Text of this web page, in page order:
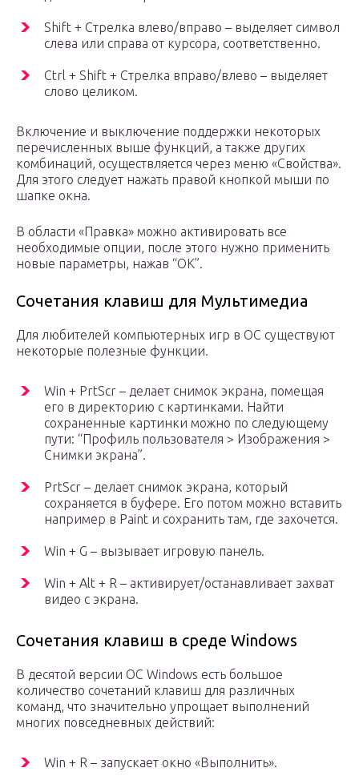
Shift + Стрелка влево/вправо – выделяет символ
слева или справа от курсора, соответственно.
Ctrl + Shift + Стрелка вправо/влево – выделяет
слово целиком.
Включение и выключение поддержки некоторых
перечисленных выше функций, а также других
комбинаций, осуществляется через меню «Свойства».
Для этого следует нажать правой кнопкой мыши по
шапке окна.
В области «Правка» можно активировать все
необходимые опции, после этого нужно применить
новые параметры, нажав “ОК”.
Сочетания клавиш для Мультимедиа
Для любителей компьютерных игр в ОС существуют
некоторые полезные функции.
Win + PrtScr – делает снимок экрана, помещая
его в директорию с картинками. Найти
сохраненные картинки можно по следующему
пути: “Профиль пользователя > Изображения >
Снимки экрана”.
PrtScr – делает снимок экрана, который
сохраняется в буфере. Его потом можно вставить
например в Paint и сохранить там, где захочется.
Win + G – вызывает игровую панель.
Win + Alt + R – активирует/останавливает захват
видео с экрана.
Сочетания клавиш в среде Windows
В десятой версии ОС Windows есть большое
количество сочетаний клавиш для различных
команд, что значительно упрощает выполнений
многих повседневных действий:
Win + R – запускает окно «Выполнить».